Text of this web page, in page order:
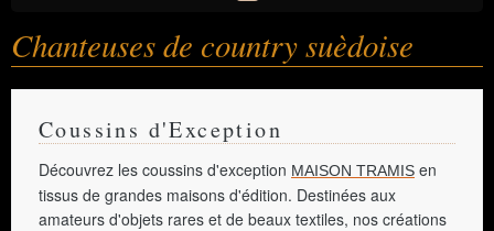
Chanteuses de country suèdoise
Coussins d'Exception
Découvrez les coussins d'exception MAISON TRAMIS en
tissus de grandes maisons d'édition. Destinées aux
amateurs d'objets rares et de beaux textiles, nos créations